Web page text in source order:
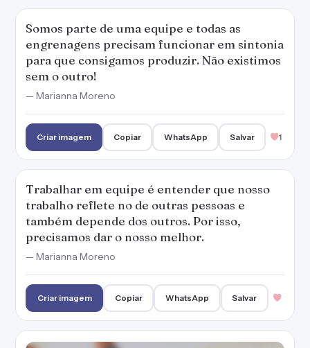
Somos parte de uma equipe e todas as
engrenagens precisam funcionar em sintonia
para que consigamos produzir. Não existimos
sem o outro!
— Marianna Moreno
Criar imagem Copiar WhatsApp Salvar 1
Trabalhar em equipe é entender que nosso
trabalho reflete no de outras pessoas e
também depende dos outros. Por isso,
precisamos dar o nosso melhor.
— Marianna Moreno
Criar imagem Copiar WhatsApp Salvar